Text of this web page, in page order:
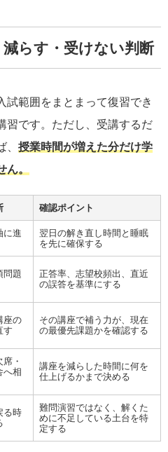
らす・受けない判断
試範囲をまとまって復習でき
習です。ただし、受講するだ
授業時間が増えた分だけ学
。
確認ポイント
に進
翌日の解き直し時間と睡眠
を先に確保する
問題
正答率、志望校頻出、直近
の誤答を基準にする
座の
す
その講座で補う力が、現在
の最優先課題かを確認する
・
へ相
講座を減らした時間に何を
仕上げるかまで決める
る時
難問演習ではなく、解くた
めに不足している土台を特
定する